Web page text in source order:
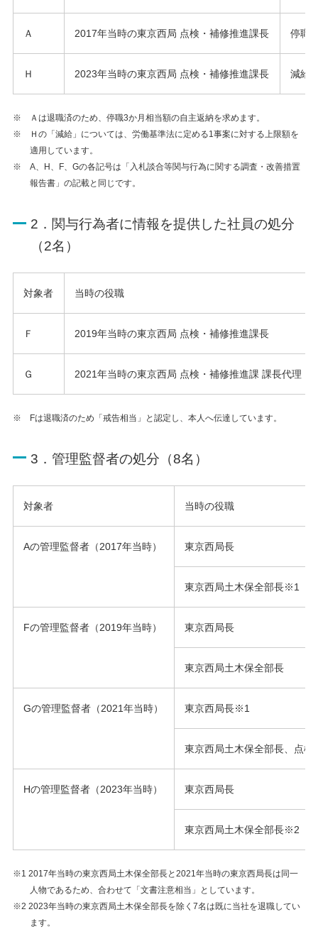
Ａ 2017年当時の東京西局 点検・補修推進課長 停職
Ｈ 2023年当時の東京西局 点検・補修推進課長 減給
※ Ａは退職済のため、停職3か月相当額の自主返納を求めます。
※ Ｈの「減給」については、労働基準法に定める1事案に対する上限額を
適用しています。
※ A、H、F、Gの各記号は「入札談合等関与行為に関する調査・改善措置
報告書」の記載と同じです。
2．関与行為者に情報を提供した社員の処分
（2名）
対象者 当時の役職
Ｆ 2019年当時の東京西局 点検・補修推進課長
Ｇ 2021年当時の東京西局 点検・補修推進課 課長代理
※ Fは退職済のため「戒告相当」と認定し、本人へ伝達しています。
3．管理監督者の処分（8名）
対象者 当時の役職
Aの管理監督者（2017年当時） 東京西局長
東京西局土木保全部長※1
Fの管理監督者（2019年当時） 東京西局長
東京西局土木保全部長
Gの管理監督者（2021年当時） 東京西局長※1
東京西局土木保全部長、点検
Hの管理監督者（2023年当時） 東京西局長
東京西局土木保全部長※2
※1 2017年当時の東京西局土木保全部長と2021年当時の東京西局長は同一
人物であるため、合わせて「文書注意相当」としています。
※2 2023年当時の東京西局土木保全部長を除く7名は既に当社を退職してい
ます。